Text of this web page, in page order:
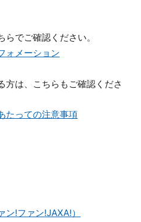
でご確認ください。
ォメーション
方は、こちらもご確認くださ
たっての注意事項
!ファン!JAXA!）